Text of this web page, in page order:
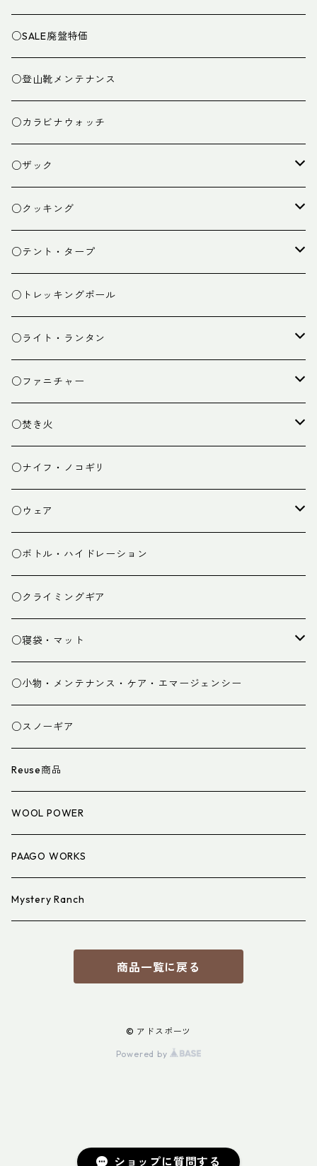
ショップに質問する
○SALE廃盤特価
○登山靴メンテナンス
○カラビナウォッチ
○ザック
ザック
スタッフバッグ
ザック小物
○クッキング
クッカー
バーナー
カトラリー
クッキング小物
○テント・タープ
テント
タープ
ペグ・ハンマー・小物
○トレッキングポール
○ライト・ランタン
ライト
ランタン
○ファニチャー
テーブル
チェア
○焚き火
焚き火台
焚き火小物
○ナイフ・ノコギリ
○ウェア
ミドルレイヤー
ベースレイヤー
パンツ
グローブ
スパッツ・ゲイター
衣類小物
アイウェア
○ボトル・ハイドレーション
○クライミングギア
○寝袋・マット
寝袋
マット
寝具小物
○小物・メンテナンス・ケア・エマージェンシー
○スノーギア
Reuse商品
WOOL POWER
PAAGO WORKS
Mystery Ranch
商品一覧に戻る
© アドスポーツ
Powered by